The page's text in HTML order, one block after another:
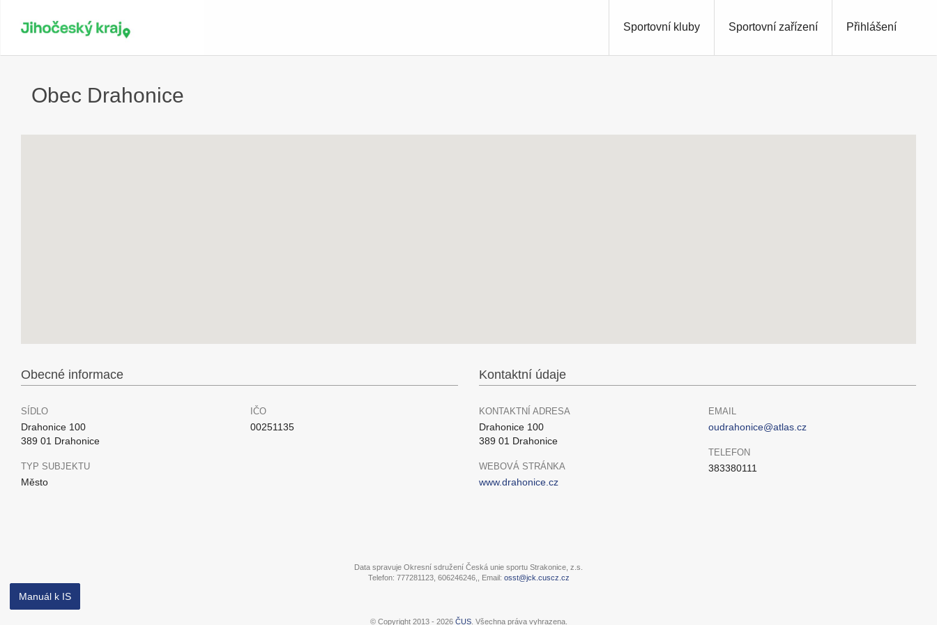
Přihlášení
Sportovní kluby Sportovní zařízení
Obec Drahonice
Obecné informace
SÍDLO
Drahonice 100
389 01 Drahonice
TYP SUBJEKTU
Město
IČO
00251135
Kontaktní údaje
KONTAKTNÍ ADRESA
Drahonice 100
389 01 Drahonice
WEBOVÁ STRÁNKA
www.drahonice.cz
EMAIL
oudrahonice@atlas.cz
TELEFON
383380111
Data spravuje Okresní sdružení Česká unie sportu Strakonice, z.s.
Telefon: 777281123, 606246246,, Email: osst@jck.cuscz.cz
Manuál k IS
© Copyright 2013 - 2026 ČUS. Všechna práva vyhrazena.